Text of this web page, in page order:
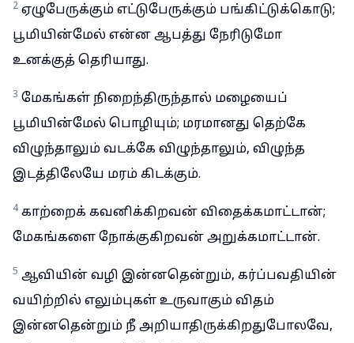
2 ஏழுபேருக்கும் எட்டுபேருக்கும் பங்கிட்டுக்கொடு;
பூமியின்மேல் என்ன ஆபத்து நேரிடுமோ
உனக்குத் தெரியாது.
3 மேகங்கள் நிறைந்திருந்தால் மழையைப்
பூமியின்மேல் பொழியும்; மரமானது தெற்கே
விழுந்தாலும் வடக்கே விழுந்தாலும், விழுந்த
இடத்திலேயே மரம் கிடக்கும்.
4 காற்றைக் கவனிக்கிறவன் விதைக்கமாட்டான்;
மேகங்களை நோக்குகிறவன் அறுக்கமாட்டான்.
5 ஆவியின் வழி இன்னதென்றும், கர்ப்பவதியின்
வயிற்றில் எலும்புகள் உருவாகும் விதம்
இன்னதென்றும் நீ அறியாதிருக்கிறதுபோலவே,